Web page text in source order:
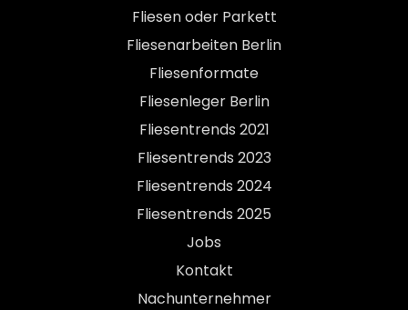
Fliesen oder Parkett
Fliesenarbeiten Berlin
Fliesenformate
Fliesenleger Berlin
Fliesentrends 2021
Fliesentrends 2023
Fliesentrends 2024
Fliesentrends 2025
Jobs
Kontakt
Nachunternehmer